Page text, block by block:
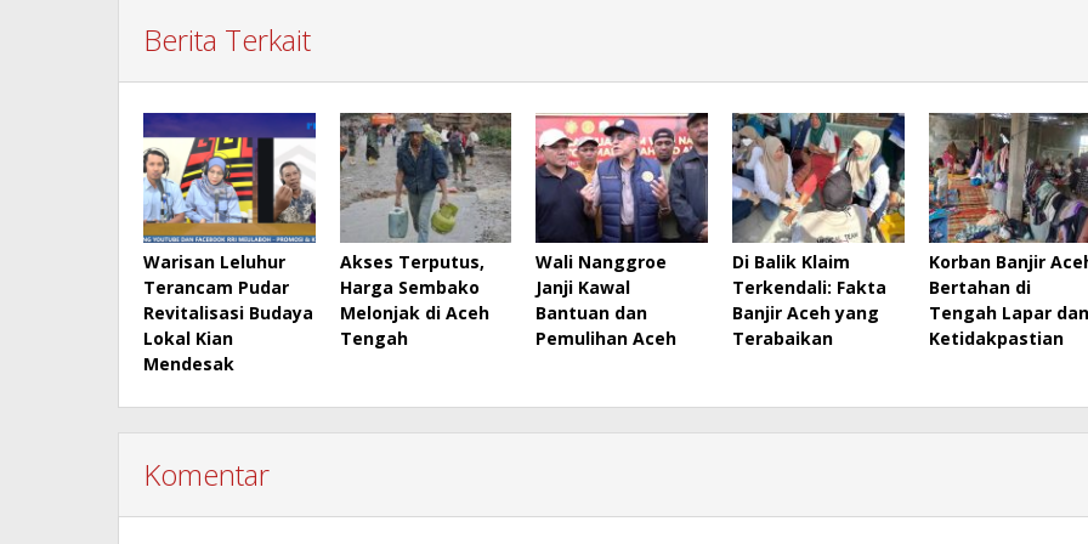
Berita Terkait
Warisan Leluhur
Terancam Pudar
Revitalisasi Budaya
Lokal Kian
Mendesak
Akses Terputus,
Harga Sembako
Melonjak di Aceh
Tengah
Wali Nanggroe
Janji Kawal
Bantuan dan
Pemulihan Aceh
Di Balik Klaim
Terkendali: Fakta
Banjir Aceh yang
Terabaikan
Korban Banjir
Bertahan di
Tengah Lapar dan
Ketidakpastian
Komentar